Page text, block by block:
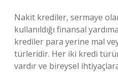
Nakit krediler, sermaye
kullanıldığı finansal
krediler para yerine mal
türleridir. Her iki kredi
vardır ve bireysel